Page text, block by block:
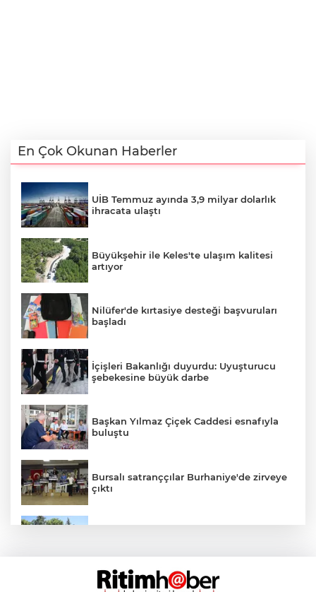
En Çok Okunan Haberler
UİB Temmuz ayında 3,9 milyar dolarlık
ihracata ulaştı
Büyükşehir ile Keles'te ulaşım kalitesi
artıyor
Nilüfer'de kırtasiye desteği başvuruları
başladı
İçişleri Bakanlığı duyurdu: Uyuşturucu
şebekesine büyük darbe
Başkan Yılmaz Çiçek Caddesi esnafıyla
buluştu
Bursalı satranççılar Burhaniye'de zirveye
çıktı